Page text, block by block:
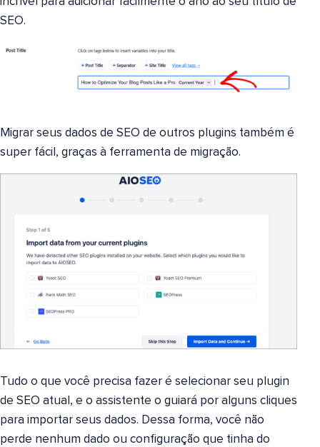
SEO.
Migrar seus dados de SEO de outros plugins também é
super fácil, graças à ferramenta de migração.
Tudo o que você precisa fazer é selecionar seu plugin
de SEO atual, e o assistente o guiará por alguns cliques
para importar seus dados. Dessa forma, você não
perde nenhum dado ou configuração que tinha do